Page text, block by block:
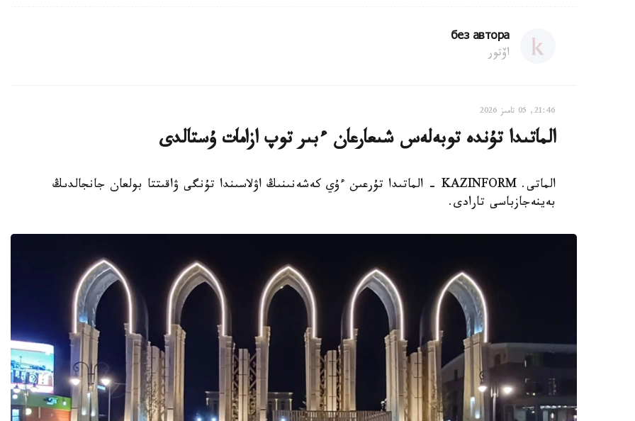
без автора
اۆتور
21:46, 05 تامىز 2026
الماتىدا تۇندە توبەلەس شىعارعان ءبىر توپ ازامات ۇستالدى
الماتى. KAZINFORM - الماتىدا تۇرعىن ءۇي كەشەنىنىڭ اۋلاسىندا تۇنگى ۋاقىتتا بولعان جانجالدىڭ
بەينەجازباسى تارادى.